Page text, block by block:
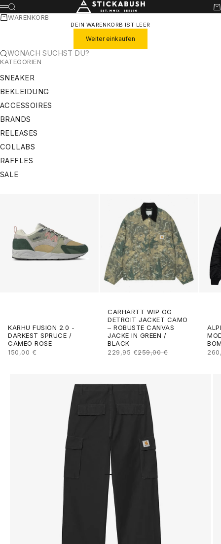
ZUM INHALT SPRINGEN STICKABUSH
MENÜ
SUCHE
WARENKORB
DEIN WARENKORB IST LEER
Weiter einkaufen
WONACH SUCHST DU?
KATEGORIEN
SNEAKER
BEKLEIDUNG
ACCESSOIRES
BRANDS
RELEASES
COLLABS
RAFFLES
SALE
KARHU FUSION 2.0 -
DARKEST SPRUCE /
CAMEO ROSE
ANGEBOT
150,00 €
CARHARTT WIP OG
DETROIT JACKET CAMO
– ROBUSTE CANVAS
JACKE IN GREEN /
BLACK
ANGEBOT
229,95 €REGULÄRER PREIS
259,00 €
GEHE ZU ELEMENT 1
GEHE ZU ELEMENT 2